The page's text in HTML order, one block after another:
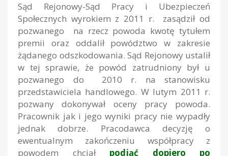
Sąd Rejonowy-Sąd Pracy i Ubezpieczeń
Społecznych wyrokiem z 2011 r. zasądził od
pozwanego na rzecz powoda kwotę tytułem
premii oraz oddalił powództwo w zakresie
żądanego odszkodowania. Sąd Rejonowy ustalił
w tej sprawie, że powód zatrudniony był u
pozwanego do 2010 r. na stanowisku
przedstawiciela handlowego. W lutym 2011 r.
pozwany dokonywał oceny pracy powoda.
Pracownik jak i jego wyniki pracy nie wypadły
jednak dobrze. Pracodawca decyzję o
ewentualnym zakończeniu współpracy z
powodem chciałpodjąć dopiero po